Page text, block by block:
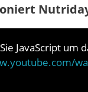
JavaScript um